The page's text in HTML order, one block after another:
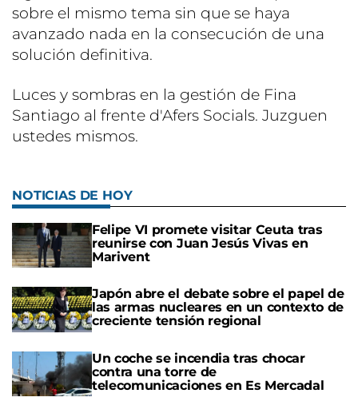
sobre el mismo tema sin que se haya
avanzado nada en la consecución de una
solución definitiva.
Luces y sombras en la gestión de Fina
Santiago al frente d'Afers Socials. Juzguen
ustedes mismos.
NOTICIAS DE HOY
Felipe VI promete visitar Ceuta tras
reunirse con Juan Jesús Vivas en
Marivent
Japón abre el debate sobre el papel de
las armas nucleares en un contexto de
creciente tensión regional
Un coche se incendia tras chocar
contra una torre de
telecomunicaciones en Es Mercadal